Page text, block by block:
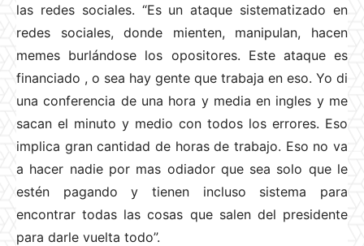
las redes sociales. “Es un ataque sistematizado en
redes sociales, donde mienten, manipulan, hacen
memes burlándose los opositores. Este ataque es
financiado , o sea hay gente que trabaja en eso. Yo di
una conferencia de una hora y media en ingles y me
sacan el minuto y medio con todos los errores. Eso
implica gran cantidad de horas de trabajo. Eso no va
a hacer nadie por mas odiador que sea solo que le
estén pagando y tienen incluso sistema para
encontrar todas las cosas que salen del presidente
para darle vuelta todo”.